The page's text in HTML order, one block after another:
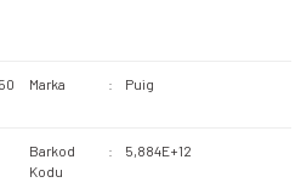
Marka Puig
Barkod
Kodu
5,884E+12